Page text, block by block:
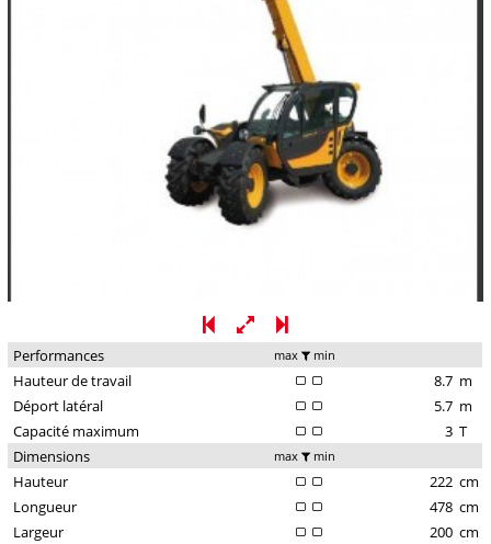
Performances max min
Hauteur de travail 8.7 m
Déport latéral
5.7 m
Capacité maximum
3 T
Dimensions
max min
Hauteur 222 cm
Longueur
478 cm
Largeur
200 cm